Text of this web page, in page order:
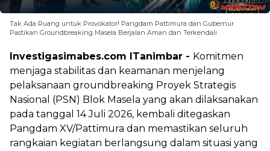
Tak Ada Ruang untuk Provokator! Pangdam Pattimura dan Gubernur
Pastikan Groundbreaking Masela Berjalan Aman dan Terkendali
Investigasimabes.com lTanimbar - Komitmen
menjaga stabilitas dan keamanan menjelang
pelaksanaan groundbreaking Proyek Strategis
Nasional (PSN) Blok Masela yang akan dilaksanakan
pada tanggal 14 Juli 2026, kembali ditegaskan
Pangdam XV/Pattimura dan memastikan seluruh
rangkaian kegiatan berlangsung dalam situasi yang